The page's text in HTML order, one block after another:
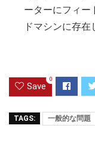
ーターにフィー
ドマシンに存在
Save
0
TAGS: 一般的な問題